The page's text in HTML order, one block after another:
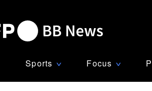
Sports ∨ Focus ∨